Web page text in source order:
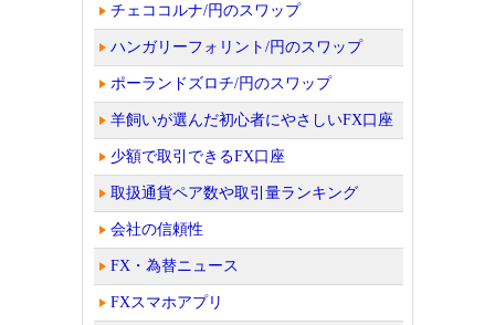
チェココルナ/円のスワップ
ハンガリーフォリント/円のスワップ
ポーランドズロチ/円のスワップ
羊飼いが選んだ初心者にやさしいFX口座
少額で取引できるFX口座
取扱通貨ペア数や取引量ランキング
会社の信頼性
FX・為替ニュース
FXスマホアプリ